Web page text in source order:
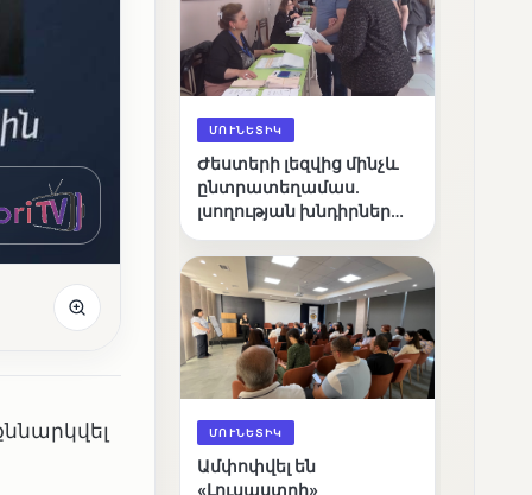
ՄՈՒՆԵՏԻԿ
Ժեստերի լեզվից մինչև
ընտրատեղամաս.
լսողության խնդիրներ
ճանապարհը
ՄՈՒՆԵՏԻԿ
Ամփոփվել են
«Լուսաստղի»